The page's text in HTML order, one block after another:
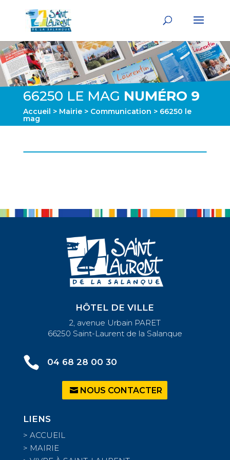
66250 LE MAG NUMÉRO 9
Accueil > Mairie> Communication > 66250 le
mag
HÔTEL DE VILLE
2, avenue Urbain PARET
66250 Saint-Laurent de la Salanque
 04 68 28 00 30
NOUS CONTACTER
LIENS
> ACCUEIL
> MAIRIE